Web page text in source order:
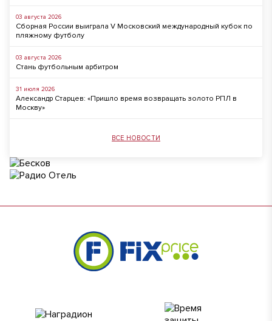
03 августа 2026
Сборная России выиграла V Московский международный кубок по
пляжному футболу
03 августа 2026
Стань футбольным арбитром
31 июля 2026
Александр Старцев: «Пришло время возвращать золото РПЛ в
Москву»
ВСЕ НОВОСТИ